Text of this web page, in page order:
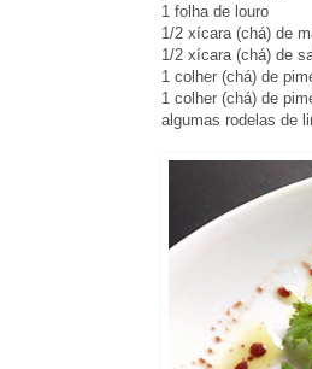
1 folha de louro
1/2 xícara (chá) de
1/2 xícara (chá) de
1 colher (chá) de
1 colher (chá) de
algumas rodelas de